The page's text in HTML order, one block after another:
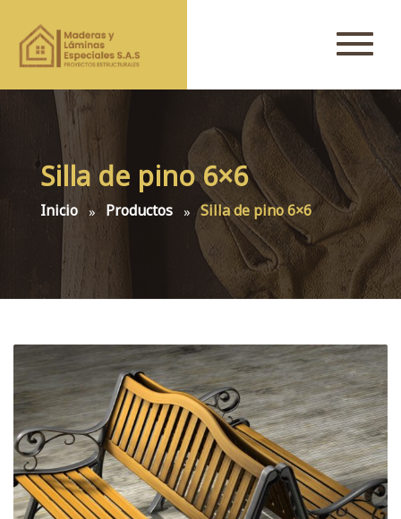
Silla de pino 6×6
Inicio Productos Silla de pino 6×6